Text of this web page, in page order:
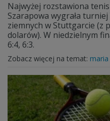
Najwyżej rozstawiona
Szarapowa wygrała
ziemnych w Stuttgarcie (z
dolarów). W niedzielnym
6:4, 6:3.
Zobacz więcej na temat: